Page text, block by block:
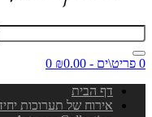
0 פריט\ים - ₪0.00
0
דף הבית
אירוח של תערוכות